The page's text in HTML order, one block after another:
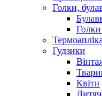
Голки,
Голки
Гудзики
Квіти